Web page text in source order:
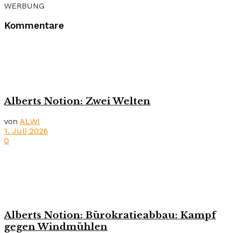
WERBUNG
Kommentare
Alberts Notion: Zwei Welten
von ALWI
1. Juli 2026
0
Alberts Notion: Bürokratieabbau: Kampf
gegen Windmühlen